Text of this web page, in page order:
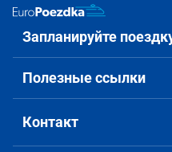
Запланируйте
Полезные ссылки
Контакт